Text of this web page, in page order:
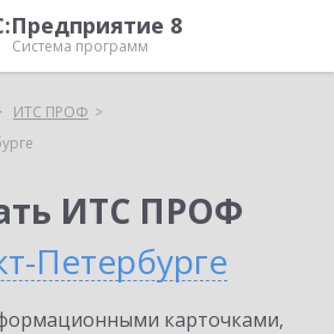
8
Система программ
ИТС ПРОФ
ИТС ПРОФ
Петербурге
карточками,